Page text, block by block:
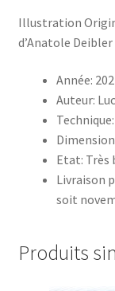
Illustration
d’Anatole Deibler
Année:
Auteur:
Etat: Très
Livraison
soit
Produits